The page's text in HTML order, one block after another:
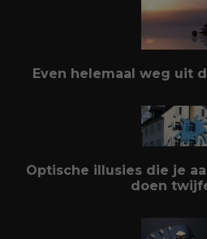
Even helemaal weg uit
Optische illusies die je
doen